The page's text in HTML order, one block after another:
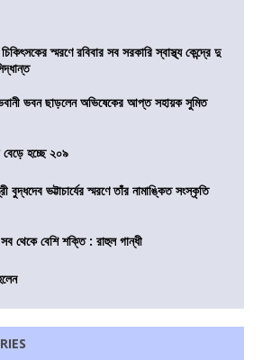
স্মরণে রবিবার সব সরকারি স্বাস্থ্য কেন্দ্রে দু
ভবন ছাড়লেন অভিষেকের আপ্ত সহায়ক সুমিত
বেড়ে হচ্ছে ২০৯
বুদ্ধদেব ভট্টাচার্যের স্মরণে তাঁর নামাঙ্কিত সংস্কৃতি
থেকে বেশি শক্তি : রাহুল গান্ধী